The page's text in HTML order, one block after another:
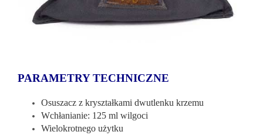
PARAMETRY TECHNICZNE
Osuszacz z kryształkami dwutlenku krzemu
Wchłanianie: 125 ml wilgoci
Wielokrotnego użytku